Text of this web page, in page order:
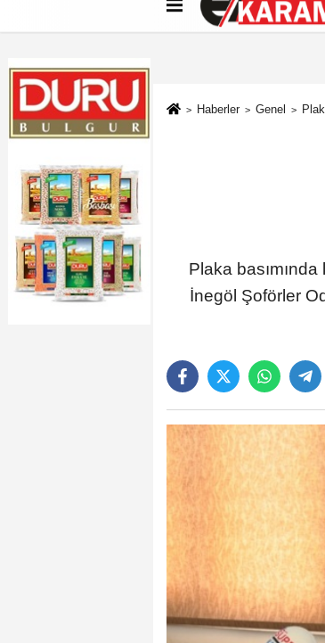
Künye İletişim Çerez
Haberler Genel
Plaka
İnegöl Şoförler